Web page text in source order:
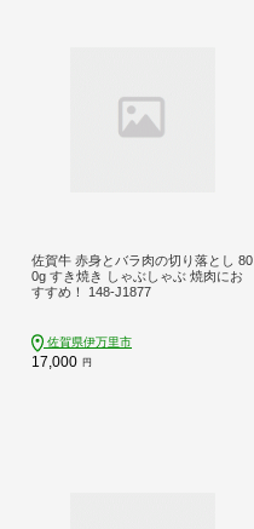
佐賀牛 赤身とバラ肉の切り落とし 80
0g すき焼き しゃぶしゃぶ 焼肉にお
すすめ！ 148-J1877
佐賀県伊万里市
17,000 円